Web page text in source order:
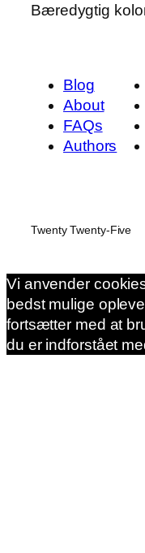
Bæredygtig
Blog
About
FAQs
Authors
Twenty Twenty-Five
Vi anvender
bedst mulige
fortsætter med at
du er indforstået